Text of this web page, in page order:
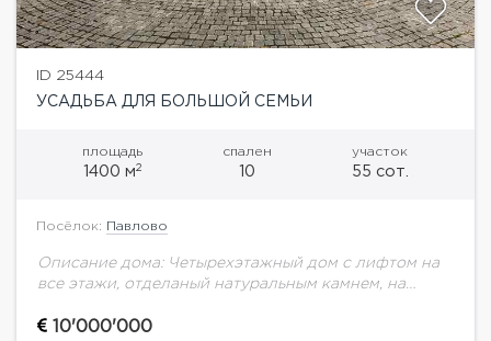
ID 25444
УСАДЬБА ДЛЯ БОЛЬШОЙ СЕМЬИ
площадь
1400 м2
спален
10
участок
55 сот.
Посёлок: Павлово
Описание дома: Четырехэтажный дом с лифтом на
все этажи, отделаный натуральным камнем, на
теннисным кортом, фонтаном, прудом, BBQ, и
10'000'000